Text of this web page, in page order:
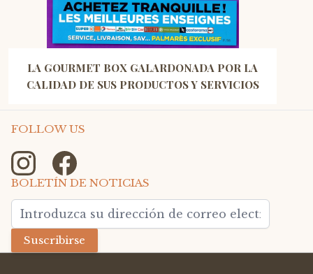
LA GOURMET BOX GALARDONADA POR LA
CALIDAD DE SUS PRODUCTOS Y SERVICIOS
FOLLOW US
BOLETÍN DE NOTICIAS
Dirección de email
Suscribirse